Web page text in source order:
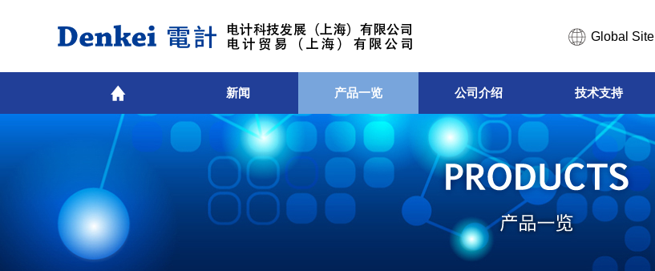
Global Site
新闻 产品一览 公司介绍 技术支持